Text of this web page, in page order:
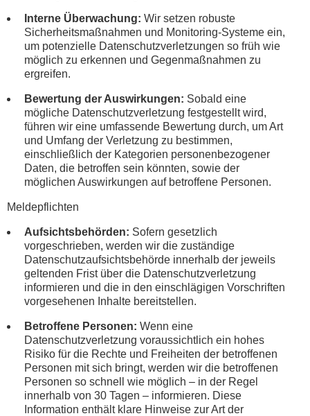
Interne Überwachung: Wir setzen robuste
Sicherheitsmaßnahmen und Monitoring-Systeme ein,
um potenzielle Datenschutzverletzungen so früh wie
möglich zu erkennen und Gegenmaßnahmen zu
ergreifen.
Bewertung der Auswirkungen: Sobald eine
mögliche Datenschutzverletzung festgestellt wird,
führen wir eine umfassende Bewertung durch, um Art
und Umfang der Verletzung zu bestimmen,
einschließlich der Kategorien personenbezogener
Daten, die betroffen sein könnten, sowie der
möglichen Auswirkungen auf betroffene Personen.
Meldepflichten
Aufsichtsbehörden: Sofern gesetzlich
vorgeschrieben, werden wir die zuständige
Datenschutzaufsichtsbehörde innerhalb der jeweils
geltenden Frist über die Datenschutzverletzung
informieren und die in den einschlägigen Vorschriften
vorgesehenen Inhalte bereitstellen.
Betroffene Personen: Wenn eine
Datenschutzverletzung voraussichtlich ein hohes
Risiko für die Rechte und Freiheiten der betroffenen
Personen mit sich bringt, werden wir die betroffenen
Personen so schnell wie möglich – in der Regel
innerhalb von 30 Tagen – informieren. Diese
Information enthält klare Hinweise zur Art der